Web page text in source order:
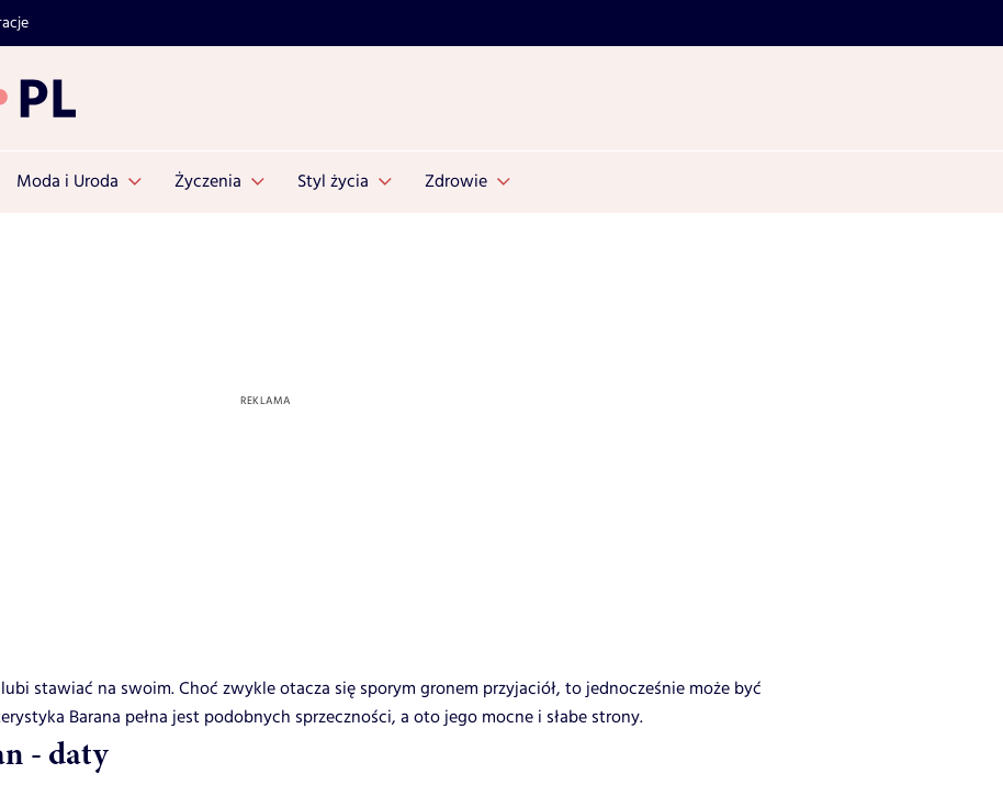
Moda i Uroda Życzenia Styl życia Zdrowie
stawiać na swoim. Choć zwykle otacza się sporym gronem przyjaciół, to jednocześnie może być
Barana pełna jest podobnych sprzeczności, a oto jego mocne i słabe strony.
- daty